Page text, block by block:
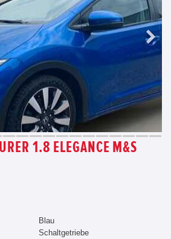
1.8 ELEGANCE M&S
Blau
Schaltgetriebe